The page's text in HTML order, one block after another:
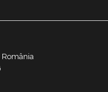
România